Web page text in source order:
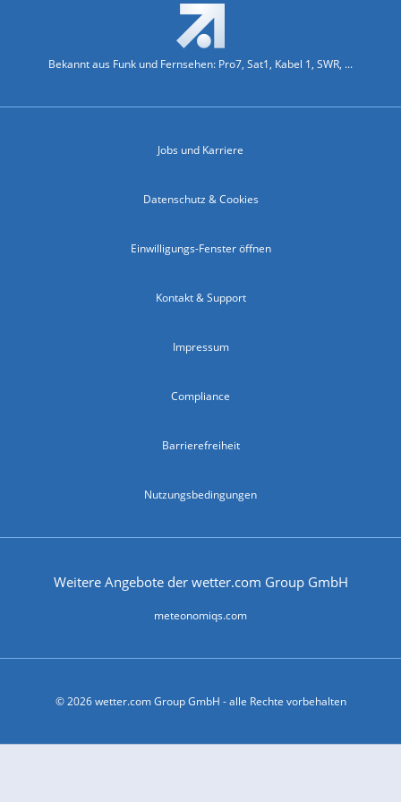
Bekannt aus Funk und Fernsehen: Pro7, Sat1, Kabel 1, SWR, ...
Jobs und Karriere
Datenschutz & Cookies
Einwilligungs-Fenster öffnen
Kontakt & Support
Impressum
Compliance
Barrierefreiheit
Nutzungsbedingungen
Weitere Angebote der wetter.com Group GmbH
meteonomiqs.com
© 2026 wetter.com Group GmbH - alle Rechte vorbehalten